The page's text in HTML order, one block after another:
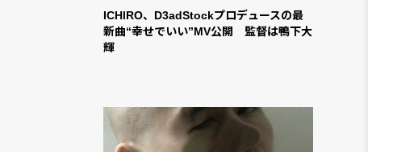
ICHIRO、D3adStockプロデュースの最
新曲“幸せでいい”MV公開 監督は鴨下大
輝